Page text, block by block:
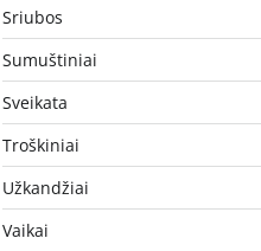
Sriubos
Sumuštiniai
Sveikata
Troškiniai
Užkandžiai
Vaikai